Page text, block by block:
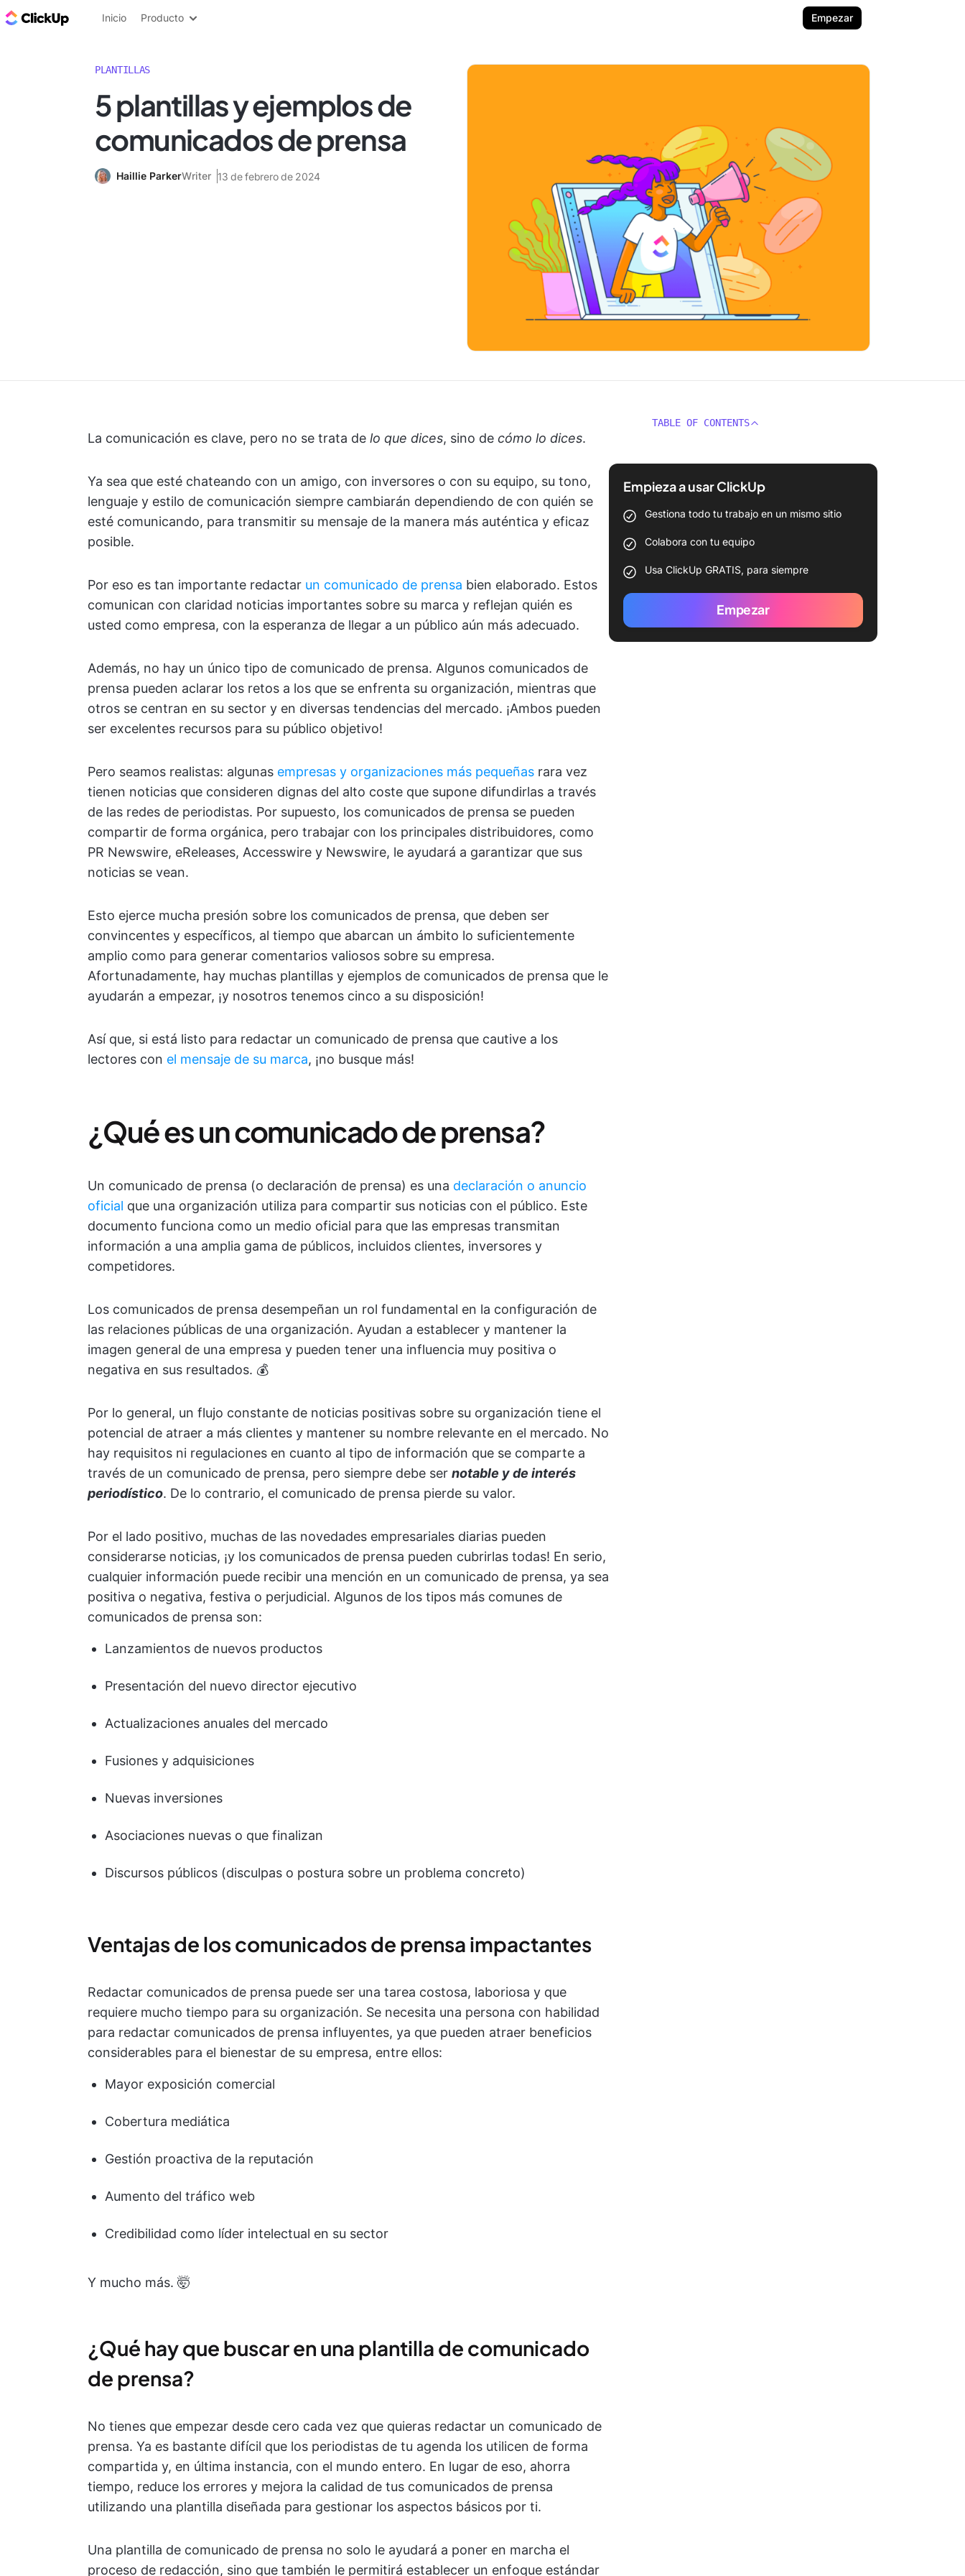
ClickUp Blog
Inicio Producto Empezar
PLANTILLAS
5 plantillas y ejemplos de
comunicados de prensa
Haillie ParkerWriter 13 de febrero de 2024
La comunicación es clave, pero no se trata de lo que dices, sino de cómo lo dices.
Ya sea que esté chateando con un amigo, con inversores o con su equipo, su tono,
lenguaje y estilo de comunicación siempre cambiarán dependiendo de con quién se
esté comunicando, para transmitir su mensaje de la manera más auténtica y eficaz
posible.
Por eso es tan importante redactar un comunicado de prensa bien elaborado. Estos
comunican con claridad noticias importantes sobre su marca y reflejan quién es
usted como empresa, con la esperanza de llegar a un público aún más adecuado.
Además, no hay un único tipo de comunicado de prensa. Algunos comunicados de
prensa pueden aclarar los retos a los que se enfrenta su organización, mientras que
otros se centran en su sector y en diversas tendencias del mercado. ¡Ambos pueden
ser excelentes recursos para su público objetivo!
Pero seamos realistas: algunas empresas y organizaciones más pequeñas rara vez
tienen noticias que consideren dignas del alto coste que supone difundirlas a través
de las redes de periodistas. Por supuesto, los comunicados de prensa se pueden
compartir de forma orgánica, pero trabajar con los principales distribuidores, como
PR Newswire, eReleases, Accesswire y Newswire, le ayudará a garantizar que sus
noticias se vean.
Esto ejerce mucha presión sobre los comunicados de prensa, que deben ser
convincentes y específicos, al tiempo que abarcan un ámbito lo suficientemente
amplio como para generar comentarios valiosos sobre su empresa.
Afortunadamente, hay muchas plantillas y ejemplos de comunicados de prensa que le
ayudarán a empezar, ¡y nosotros tenemos cinco a su disposición!
Así que, si está listo para redactar un comunicado de prensa que cautive a los
lectores con el mensaje de su marca, ¡no busque más!
¿Qué es un comunicado de prensa?
Un comunicado de prensa (o declaración de prensa) es una declaración o anuncio
oficial que una organización utiliza para compartir sus noticias con el público. Este
documento funciona como un medio oficial para que las empresas transmitan
información a una amplia gama de públicos, incluidos clientes, inversores y
competidores.
Los comunicados de prensa desempeñan un rol fundamental en la configuración de
las relaciones públicas de una organización. Ayudan a establecer y mantener la
imagen general de una empresa y pueden tener una influencia muy positiva o
negativa en sus resultados. 💰
Por lo general, un flujo constante de noticias positivas sobre su organización tiene el
potencial de atraer a más clientes y mantener su nombre relevante en el mercado. No
hay requisitos ni regulaciones en cuanto al tipo de información que se comparte a
través de un comunicado de prensa, pero siempre debe ser notable y de interés
periodístico. De lo contrario, el comunicado de prensa pierde su valor.
Por el lado positivo, muchas de las novedades empresariales diarias pueden
considerarse noticias, ¡y los comunicados de prensa pueden cubrirlas todas! En serio,
cualquier información puede recibir una mención en un comunicado de prensa, ya sea
positiva o negativa, festiva o perjudicial. Algunos de los tipos más comunes de
comunicados de prensa son:
Lanzamientos de nuevos productos
Presentación del nuevo director ejecutivo
Actualizaciones anuales del mercado
Fusiones y adquisiciones
Nuevas inversiones
Asociaciones nuevas o que finalizan
Discursos públicos (disculpas o postura sobre un problema concreto)
Ventajas de los comunicados de prensa impactantes
Redactar comunicados de prensa puede ser una tarea costosa, laboriosa y que
requiere mucho tiempo para su organización. Se necesita una persona con habilidad
para redactar comunicados de prensa influyentes, ya que pueden atraer beneficios
considerables para el bienestar de su empresa, entre ellos:
Mayor exposición comercial
Cobertura mediática
Gestión proactiva de la reputación
Aumento del tráfico web
Credibilidad como líder intelectual en su sector
Y mucho más. 🤯
¿Qué hay que buscar en una plantilla de comunicado
de prensa?
No tienes que empezar desde cero cada vez que quieras redactar un comunicado de
prensa. Ya es bastante difícil que los periodistas de tu agenda los utilicen de forma
compartida y, en última instancia, con el mundo entero. En lugar de eso, ahorra
tiempo, reduce los errores y mejora la calidad de tus comunicados de prensa
utilizando una plantilla diseñada para gestionar los aspectos básicos por ti.
Una plantilla de comunicado de prensa no solo le ayudará a poner en marcha el
proceso de redacción, sino que también le permitirá establecer un enfoque estándar
TABLE OF CONTENTS
Empieza a usar ClickUp
Gestiona todo tu trabajo en un mismo sitio
Colabora con tu equipo
Usa ClickUp GRATIS, para siempre
Empezar